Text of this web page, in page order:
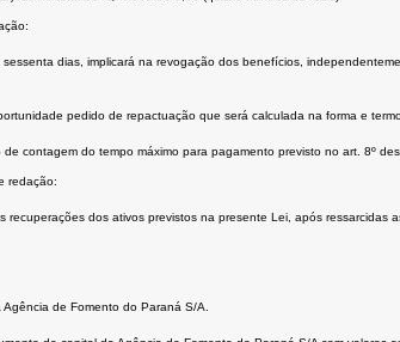
dias, implicará na revogação dos benefícios,
pedido de repactuação que será calculada na forma e
contagem do tempo máximo para pagamento previsto no art. 8º
redação:
dos ativos previstos na presente Lei, após
de Fomento do Paraná S/A.